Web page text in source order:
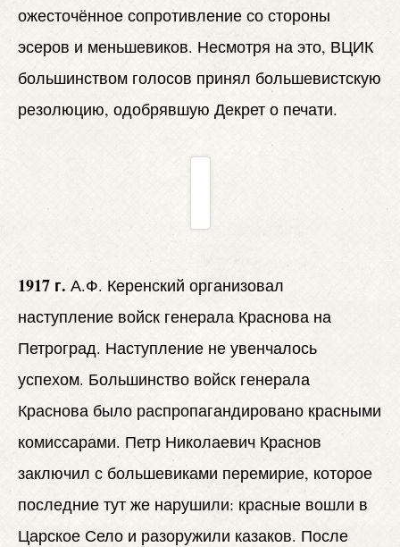
ожесточённое сопротивление со стороны
эсеров и меньшевиков. Несмотря на это, ВЦИК
большинством голосов принял большевистскую
резолюцию, одобрявшую Декрет о печати.
1917 г. А.Ф. Керенский организовал
наступление войск генерала Краснова на
Петроград. Наступление не увенчалось
успехом. Большинство войск генерала
Краснова было распропагандировано красными
комиссарами. Петр Николаевич Краснов
заключил с большевиками перемирие, которое
последние тут же нарушили: красные вошли в
Царское Село и разоружили казаков. После